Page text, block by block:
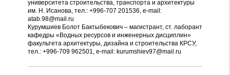
университета строительства, транспорта и архитектуры
им. Н. Исанова, тел.: +996-707 201536, e-mail:
atab.98@mail.ru
Курумшиев Болот Бактыбекович – магистрант, ст. лаборант
кафедры «Водных ресурсов и инженерных дисциплин»
факультета архитектуры, дизайна и строительства КРСУ,
тел.: +996-709 962501, e-mail: kurumshiev97@mail.ru